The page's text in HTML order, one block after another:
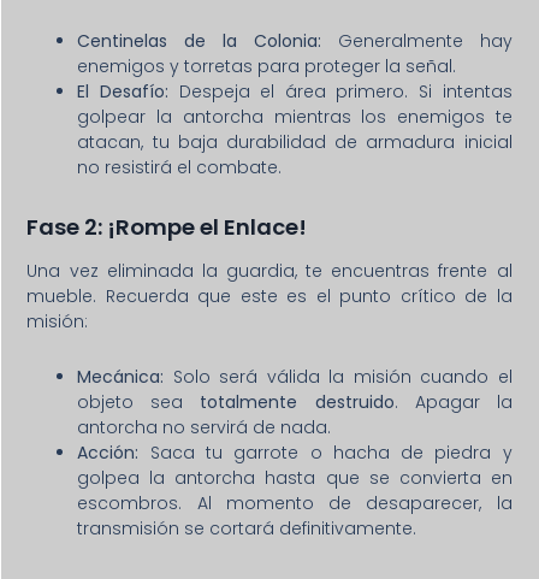
Centinelas de la Colonia: Generalmente hay
enemigos y torretas para proteger la señal.
El Desafío: Despeja el área primero. Si intentas
golpear la antorcha mientras los enemigos te
atacan, tu baja durabilidad de armadura inicial
no resistirá el combate.
Fase 2: ¡Rompe el Enlace!
Una vez eliminada la guardia, te encuentras frente al
mueble. Recuerda que este es el punto crítico de la
misión:
Mecánica: Solo será válida la misión cuando el
objeto sea totalmente destruido. Apagar la
antorcha no servirá de nada.
Acción: Saca tu garrote o hacha de piedra y
golpea la antorcha hasta que se convierta en
escombros. Al momento de desaparecer, la
transmisión se cortará definitivamente.